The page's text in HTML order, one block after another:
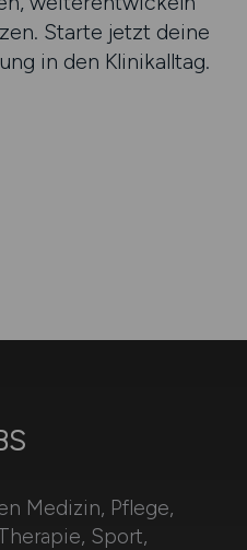
Starte jetzt deine
in den Klinikalltag.
Medizin, Pflege,
Sport,